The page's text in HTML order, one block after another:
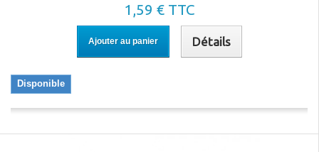
1,59 € TTC
Ajouter au panier Détails
Disponible